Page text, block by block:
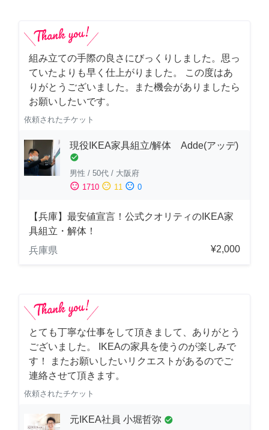
組み立ての手際の良さにびっくりしました。思っ
ていたよりも早く仕上がりました。 この度はあ
りがとうございました。また機会がありましたら
お願いしたいです。
依頼されたチケット
現役IKEA家具組立/解体 Adde(アッデ)
check_circle
男性 / 50代 / 大阪府
sentiment_satisfied 1710 sentiment_neutral 11 sentiment_dissatisfied 0
【兵庫】最安値宣言！公式クオリティのIKEA家
具組立・解体！
兵庫県
¥2,000
とても丁寧な仕事をして頂きまして、ありがとう
ございました。 IKEAの家具を使うのが楽しみで
す！ またお願いしたいリクエストがあるのでご
連絡させて頂きます。
依頼されたチケット
元IKEA社員 小堀哲弥 check_circle